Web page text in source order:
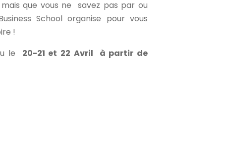
que vous ne savez pas par ou
School organise pour vous
!
le
20-21 et 22 Avril à partir de